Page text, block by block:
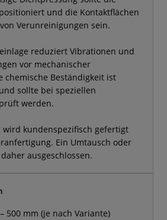
und die Kontaktflächen
Verunreinigungen sein.
reduziert Vibrationen und
vor mechanischer
chemische Beständigkeit ist
sollte bei speziellen
werden.
wird kundenspezifisch gefertigt
Ein Umtausch oder
ausgeschlossen.
500 mm (je nach Variante)